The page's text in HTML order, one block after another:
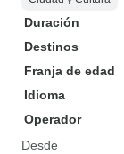
Duración
Destinos
Franja de edad
Idioma
Operador
Desde